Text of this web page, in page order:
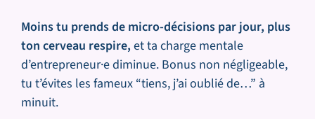
Moins tu prends de micro-décisions par jour, plus
ton cerveau respire, et ta charge mentale
d’entrepreneur·e diminue. Bonus non négligeable,
tu t’évites les fameux “tiens, j’ai oublié de…” à
minuit.